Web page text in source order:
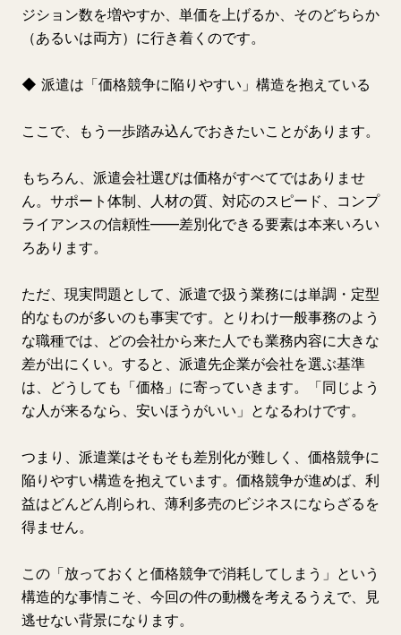
ジション数を増やすか、単価を上げるか、そのどちらか
（あるいは両方）に行き着くのです。
◆ 派遣は「価格競争に陥りやすい」構造を抱えている
ここで、もう一歩踏み込んでおきたいことがあります。
もちろん、派遣会社選びは価格がすべてではありませ
ん。サポート体制、人材の質、対応のスピード、コンプ
ライアンスの信頼性——差別化できる要素は本来いろい
ろあります。
ただ、現実問題として、派遣で扱う業務には単調・定型
的なものが多いのも事実です。とりわけ一般事務のよう
な職種では、どの会社から来た人でも業務内容に大きな
差が出にくい。すると、派遣先企業が会社を選ぶ基準
は、どうしても「価格」に寄っていきます。「同じよう
な人が来るなら、安いほうがいい」となるわけです。
つまり、派遣業はそもそも差別化が難しく、価格競争に
陥りやすい構造を抱えています。価格競争が進めば、利
益はどんどん削られ、薄利多売のビジネスにならざるを
得ません。
この「放っておくと価格競争で消耗してしまう」という
構造的な事情こそ、今回の件の動機を考えるうえで、見
逃せない背景になります。